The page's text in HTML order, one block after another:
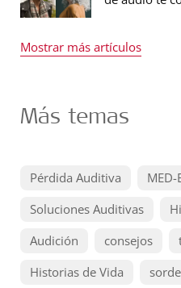
Mostrar más artículos
Más temas
Pérdida Auditiva
Soluciones Auditivas
Audición
consejos
Historias de Vida